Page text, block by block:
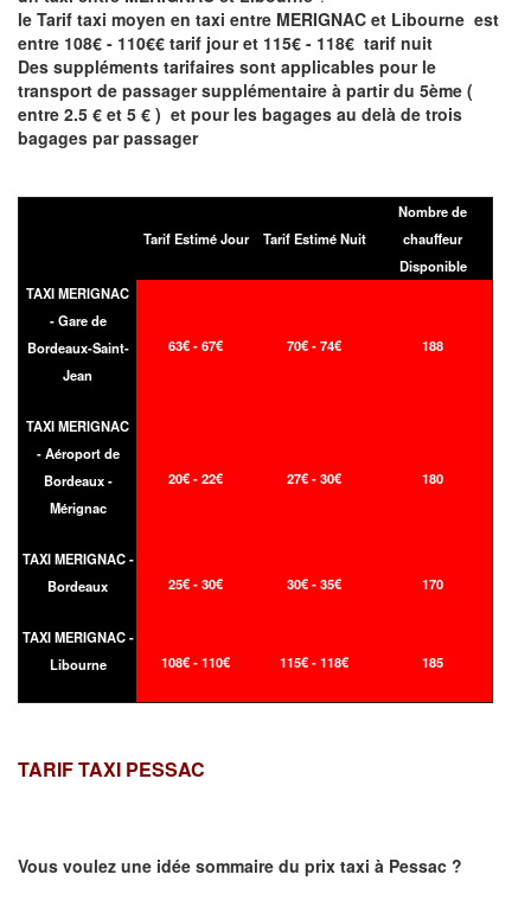
le Tarif taxi moyen en taxi entre MERIGNAC et Libourne est
entre 108€ - 110€€ tarif jour et 115€ - 118€ tarif nuit
Des suppléments tarifaires sont applicables pour le
transport de passager supplémentaire à partir du 5ème (
entre 2.5 € et 5 € ) et pour les bagages au delà de trois
bagages par passager
Tarif Estimé Jour Tarif Estimé Nuit
Nombre de
chauffeur
Disponible
TAXI MERIGNAC
- Gare de
Bordeaux-Saint-
Jean
63€ - 67€ 70€ - 74€ 188
TAXI MERIGNAC
- Aéroport de
Bordeaux -
Mérignac
20€ - 22€ 27€ - 30€ 180
TAXI MERIGNAC -
Bordeaux
25€ - 30€ 30€ - 35€ 170
TAXI MERIGNAC -
Libourne
108€ - 110€ 115€ - 118€ 185
TARIF TAXI PESSAC
Vous voulez une idée sommaire du prix taxi à Pessac ?